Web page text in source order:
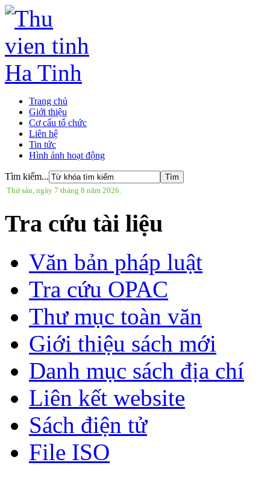
Trang chủ
Giới thiệu
Cơ cấu tổ chức
Liên hệ
Tin tức
Hình ảnh hoạt động
Tìm kiếm...
Thứ sáu, ngày 7 tháng 8 năm 2026.
Tra cứu tài liệu
Văn bản pháp luật
Tra cứu OPAC
Thư mục toàn văn
Giới thiệu sách mới
Danh mục sách địa chí
Liên kết website
Sách điện tử
File ISO